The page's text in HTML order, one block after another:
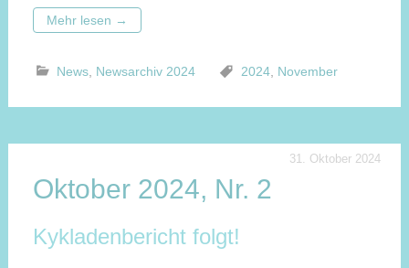
Mehr lesen →
News, Newsarchiv 2024 2024, November
31. Oktober 2024
Oktober 2024, Nr. 2
Kykladenbericht folgt!